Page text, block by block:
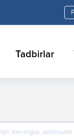
Tadbirlar